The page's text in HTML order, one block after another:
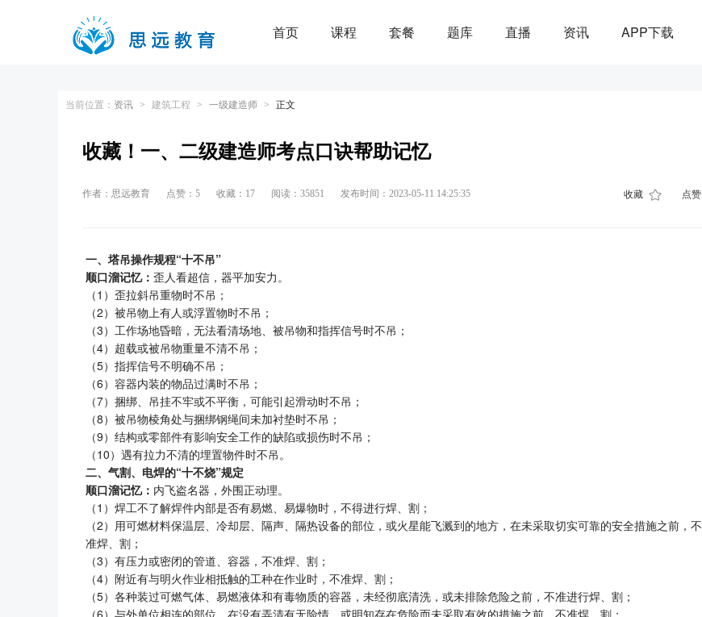
首页 课程 套餐 题库 直播 资讯 APP下载
当前位置： 资讯 > 建筑工程 > 一级建造师 > 正文
收藏！一、二级建造师考点口诀帮助记忆
作者：思远教育 点赞：5 收藏：17 阅读：35851 发布时间：2023-05-11 14:25:35 收藏 点赞
一、塔吊操作规程“十不吊”
顺口溜记忆： 歪人看超信，器平加安力。
（1）歪拉斜吊重物时不吊；
（2）被吊物上有人或浮置物时不吊；
（3）工作场地昏暗，无法看清场地、被吊物和指挥信号时不吊；
（4）超载或被吊物重量不清不吊；
（5）指挥信号不明确不吊；
（6）容器内装的物品过满时不吊；
（7）捆绑、吊挂不牢或不平衡，可能引起滑动时不吊；
（8）被吊物棱角处与捆绑钢绳间未加衬垫时不吊；
（9）结构或零部件有影响安全工作的缺陷或损伤时不吊；
（10）遇有拉力不清的埋置物件时不吊。
二、气割、电焊的“十不烧”规定
顺口溜记忆： 内飞盗名器，外围正动理。
（1）焊工不了解焊件内部是否有易燃、易爆物时，不得进行焊、割；
（2）用可燃材料保温层、冷却层、隔声、隔热设备的部位，或火星能飞溅到的地方，在未采取切实可靠的安全措施之前，不
准焊、割；
（3）有压力或密闭的管道、容器，不准焊、割；
（4）附近有与明火作业相抵触的工种在作业时，不准焊、割；
（5）各种装过可燃气体、易燃液体和有毒物质的容器，未经彻底清洗，或未排除危险之前，不准进行焊、割；